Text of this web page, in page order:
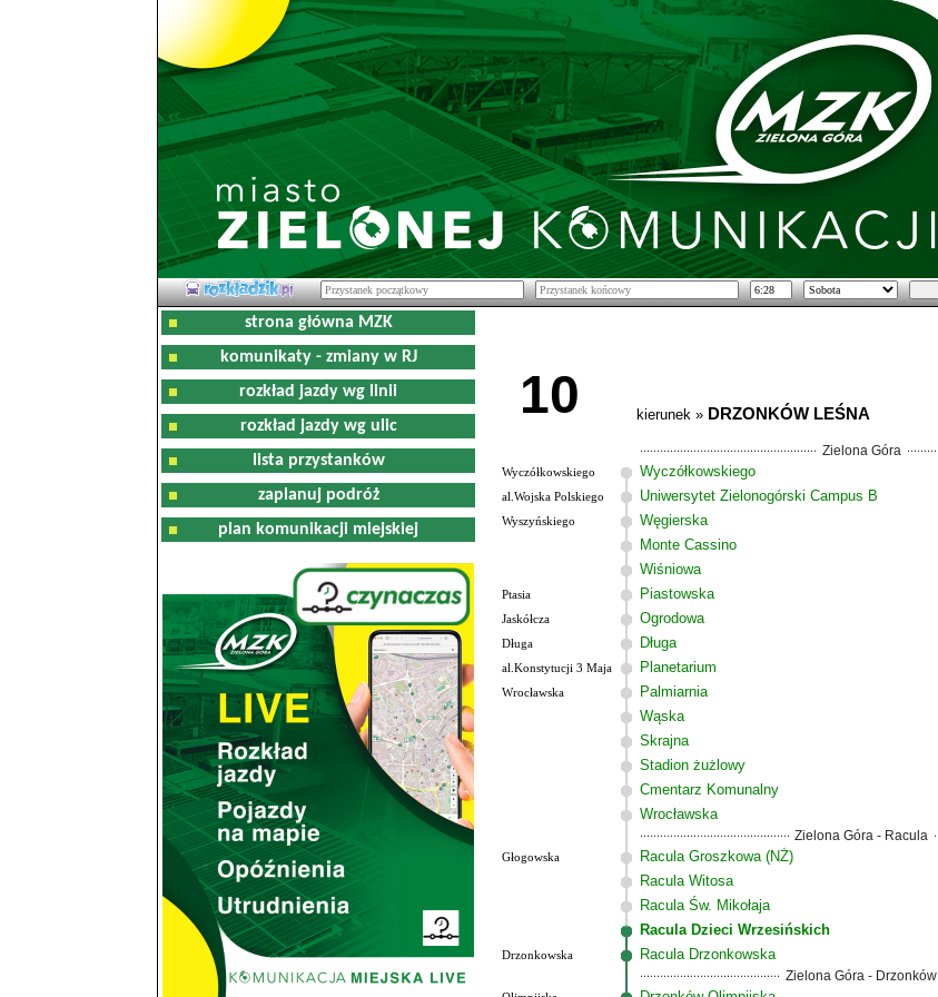
strona główna MZK
komunikaty - zmiany w RJ
rozkład jazdy wg linii
rozkład jazdy wg ulic
lista przystanków
zaplanuj podróż
plan komunikacji miejskiej
10 kierunek » DRZONKÓW LEŚNA
Zielona Góra
Wyczółkowskiego Wyczółkowskiego
al.Wojska Polskiego Uniwersytet Zielonogórski Campus B
Wyszyńskiego Węgierska
Monte Cassino
Wiśniowa
Ptasia Piastowska
Jaskółcza Ogrodowa
Długa Długa
al.Konstytucji 3 Maja Planetarium
Wrocławska Palmiarnia
Wąska
Skrajna
Stadion żużlowy
Cmentarz Komunalny
Wrocławska
Zielona Góra - Racula
Głogowska Racula Groszkowa (NŻ)
Racula Witosa
Racula Św. Mikołaja
Racula Dzieci Wrzesińskich
Drzonkowska
Racula Drzonkowska
Zielona Góra - Drzonków